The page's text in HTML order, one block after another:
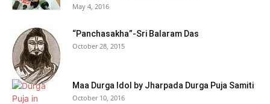
May 4, 2016
“Panchasakha”-Sri Balaram Das
October 28, 2015
Maa Durga Idol by Jharpada Durga Puja Samiti
October 10, 2016